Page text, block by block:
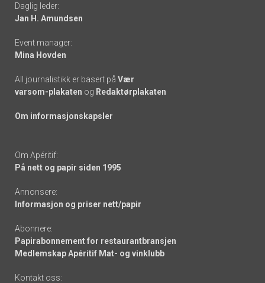
links
Daglig leder:
Jan H. Amundsen
Event manager:
Mina Hovden
All journalistikk er basert på Vær
varsom-plakaten og Redaktørplakaten
Om informasjonskapsler
Om Apéritif:
På nett og papir siden 1995
Annonsere:
Informasjon og priser nett/papir
Abonnere:
Papirabonnement for restaurantbransjen
Medlemskap Apéritif Mat- og vinklubb
Kontakt oss: